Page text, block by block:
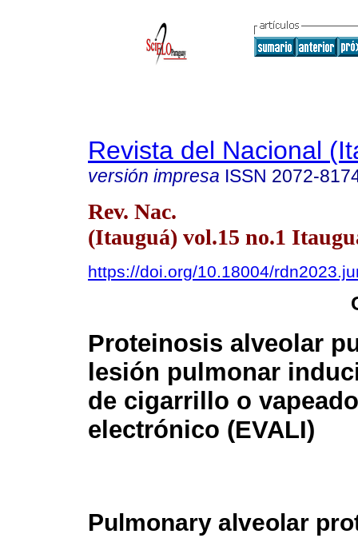
Revista del Nacional
versión impresa ISSN 2072-
Rev. Nac.
(Itauguá) vol.15 no.1
https://doi.org/10.18004/
Proteinosis alveolar
lesión pulmonar
de cigarrillo o
electrónico (EVALI)
Pulmonary alveolar